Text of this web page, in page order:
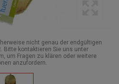
nicht genau der endgültigen
Bitte kontaktieren Sie uns unter
um Fragen zu klären oder weitere
anzufordern.